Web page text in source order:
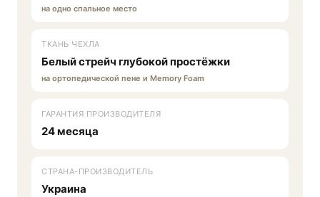
на одно спальное место
ТКАНЬ ЧЕХЛА
Белый стрейч глубокой простёжки
на ортопедической пене и Memory Foam
ГАРАНТИЯ ПРОИЗВОДИТЕЛЯ
24 месяца
СТРАНА-ПРОИЗВОДИТЕЛЬ
Украина